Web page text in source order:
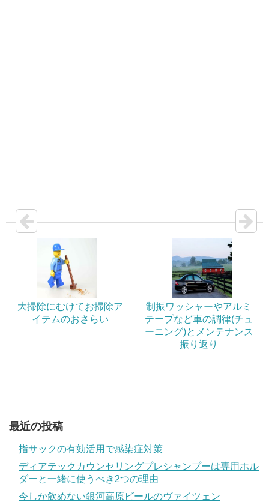
大掃除にむけてお掃除ア
イテムのおさらい
制振ワッシャーやアルミ
テープなど車の調律(チュ
ーニング)とメンテナンス
振り返り
最近の投稿
指サックの有効活用で感染症対策
ディアテックカウンセリングプレシャンプーは専用ホル
ダーと一緒に使うべき2つの理由
今しか飲めない銀河高原ビールのヴァイツェン